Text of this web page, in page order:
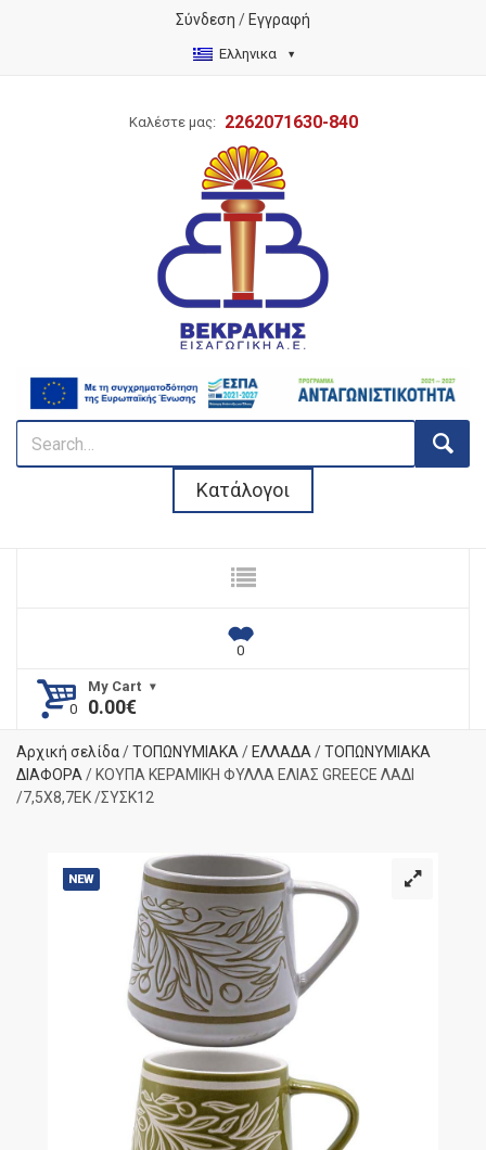
Σύνδεση / Εγγραφή
Ελληνικα
Καλέστε μας: 2262071630-840
Κατάλογοι
My Cart
0.00€
Αρχική σελίδα/ΤΟΠΩΝΥΜΙΑΚΑ/ ΕΛΛΑΔΑ/ΤΟΠΩΝΥΜΙΑΚΑ
ΔΙΑΦΟΡΑ/ ΚΟΥΠΑ ΚΕΡΑΜΙΚΗ ΦΥΛΛΑ ΕΛΙΑΣ GREECE ΛΑΔΙ
/7,5Χ8,7ΕΚ /ΣΥΣΚ12
NEW